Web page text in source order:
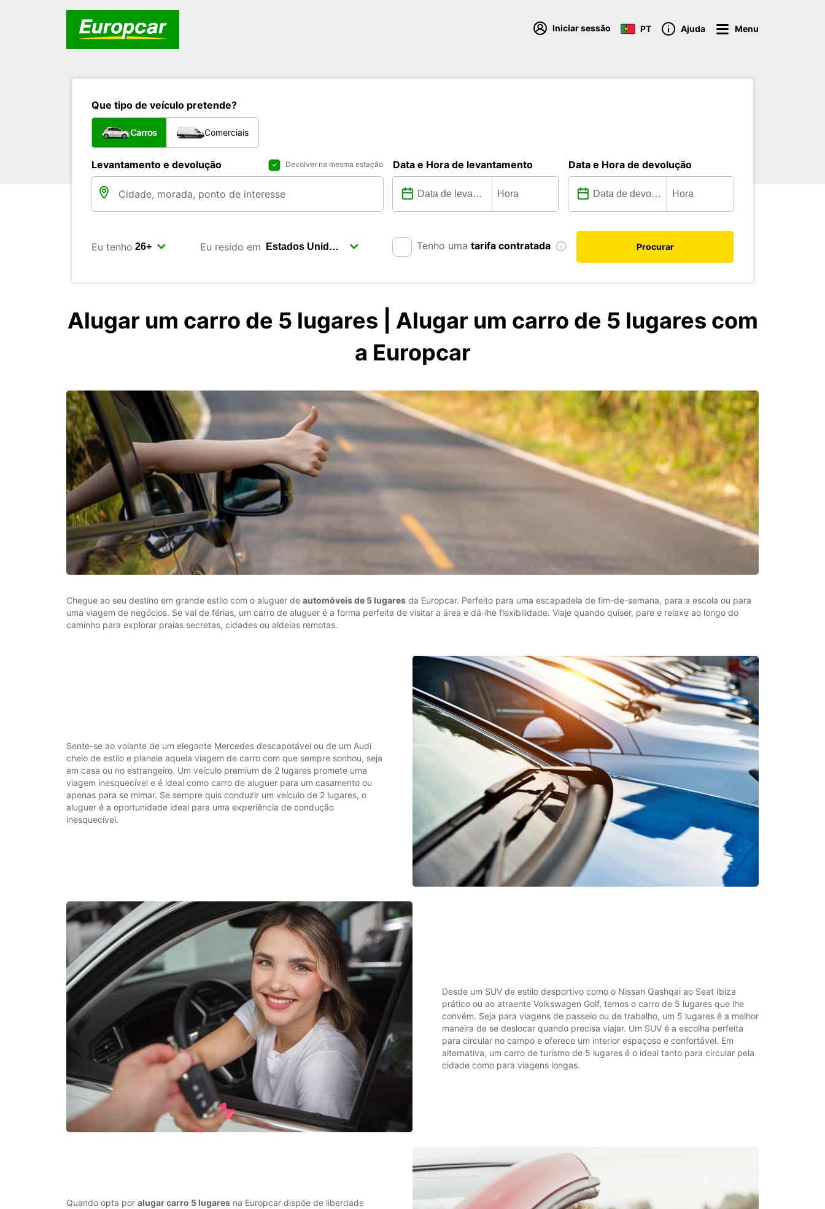
Iniciar sessão PT Ajuda Menu
Que tipo de veículo pretende?
Carros Comerciais
Levantamento e devolução Devolver na mesma estação Data e Hora de levantamento Data e Hora de devolução
Eu tenho Eu resido em Tenho uma tarifa contratada Procurar
Alugar um carro de 5 lugares | Alugar um carro de 5 lugares com
a Europcar
Chegue ao seu destino em grande estilo com o aluguer de automóveis de 5 lugares da Europcar. Perfeito para uma escapadela de fim-de-semana, para a escola ou para
uma viagem de negócios. Se vai de férias, um carro de aluguer é a forma perfeita de visitar a área e dá-lhe flexibilidade. Viaje quando quiser, pare e relaxe ao longo do
caminho para explorar praias secretas, cidades ou aldeias remotas.
Sente-se ao volante de um elegante Mercedes descapotável ou de um Audi
cheio de estilo e planeie aquela viagem de carro com que sempre sonhou, seja
em casa ou no estrangeiro. Um veículo premium de 2 lugares promete uma
viagem inesquecível e é ideal como carro de aluguer para um casamento ou
apenas para se mimar. Se sempre quis conduzir um veículo de 2 lugares, o
aluguer é a oportunidade ideal para uma experiência de condução
inesquecível.
Desde um SUV de estilo desportivo como o Nissan Qashqai ao Seat Ibiza
prático ou ao atraente Volkswagen Golf, temos o carro de 5 lugares que lhe
convém. Seja para viagens de passeio ou de trabalho, um 5 lugares é a melhor
maneira de se deslocar quando precisa viajar. Um SUV é a escolha perfeita
para circular no campo e oferece um interior espaçoso e confortável. Em
alternativa, um carro de turismo de 5 lugares é o ideal tanto para circular pela
cidade como para viagens longas.
Quando opta por alugar carro 5 lugares na Europcar dispõe de liberdade